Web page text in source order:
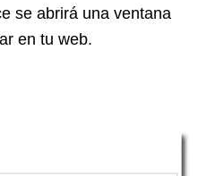
se abrirá una ventana
en tu web.